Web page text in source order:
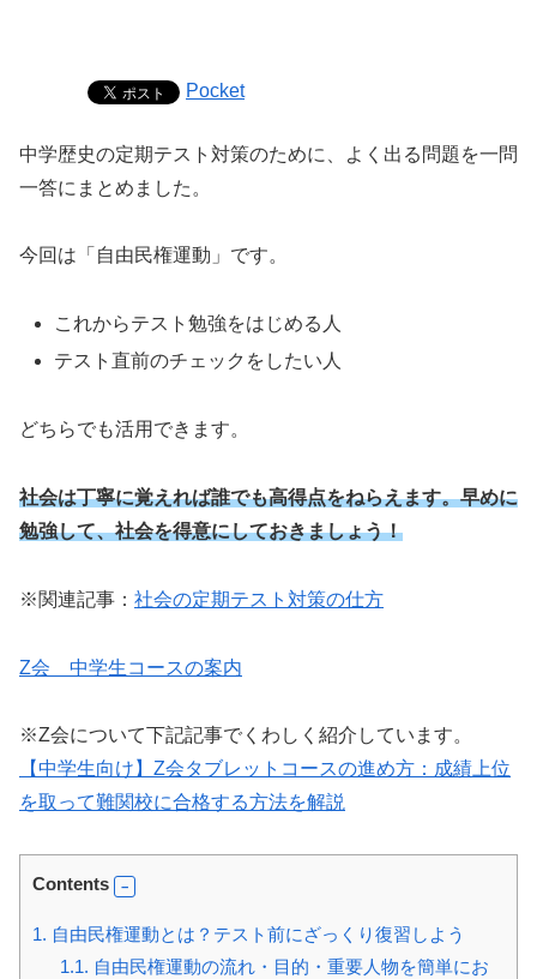
Pocket
中学歴史の定期テスト対策のために、よく出る問題を一問
一答にまとめました。
今回は「自由民権運動」です。
これからテスト勉強をはじめる人
テスト直前のチェックをしたい人
どちらでも活用できます。
社会は丁寧に覚えれば誰でも高得点をねらえます。早めに
勉強して、社会を得意にしておきましょう！
※関連記事： 社会の定期テスト対策の仕方
Z会 中学生コースの案内
※Z会について下記記事でくわしく紹介しています。
【中学生向け】Z会タブレットコースの進め方：成績上位
を取って難関校に合格する方法を解説
Contents
1. 自由民権運動とは？テスト前にざっくり復習しよう
1.1. 自由民権運動の流れ・目的・重要人物を簡単にお